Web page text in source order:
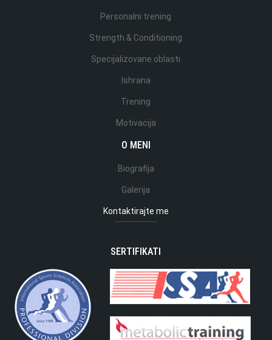
Personalni trening
Strength & Conditioning
Specijalizovane oblasti
Ishrana
Trening
Motivacija
O MENI
Biografija
Galerija
Kontaktirajte me
SERTIFIKATI